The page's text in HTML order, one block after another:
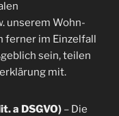
unserem Wohn-
ferner im Einzelfall
sein, teilen
mit.
a DSGVO)– Die